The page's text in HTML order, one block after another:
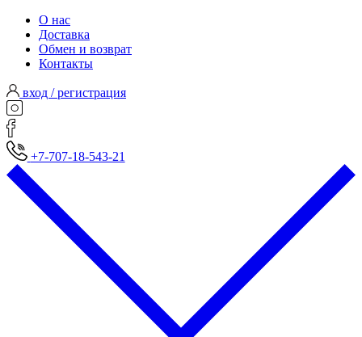
О нас
Доставка
Обмен и возврат
Контакты
вход / регистрация
+7-707-18-543-21